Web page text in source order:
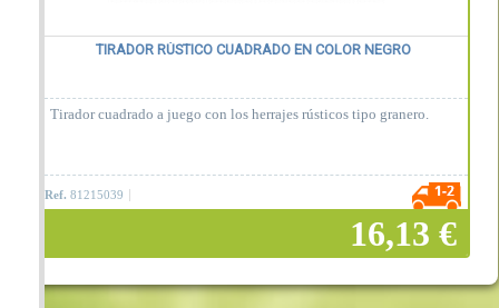
TIRADOR RÚSTICO CUADRADO EN COLOR NEGRO
Tirador cuadrado a juego con los herrajes rústicos tipo granero.
Ref. 81215039
16,13 €